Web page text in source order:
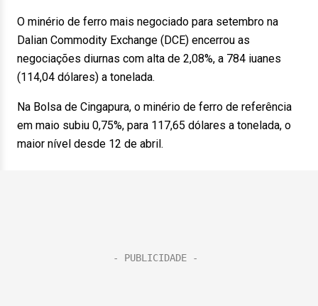
O minério de ferro mais negociado para setembro na
Dalian Commodity Exchange (DCE) encerrou as
negociações diurnas com alta de 2,08%, a 784 iuanes
(114,04 dólares) a tonelada.
Na Bolsa de Cingapura, o minério de ferro de referência
em maio subiu 0,75%, para 117,65 dólares a tonelada, o
maior nível desde 12 de abril.